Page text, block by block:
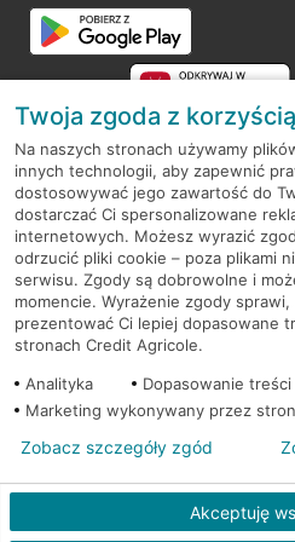
RODO
Regulamin serwisu
Mapa serwisu
PolitykaCookies
© 2026 Credit Agricole Bank Polska
Twoja zgoda z
Na naszych stronach używamy
innych technologii, aby zapewnić
dostosowywać jego zawartość do
dostarczać Ci spersonalizowane
internetowych. Możesz wyrazić
odrzucić pliki cookie – poza plikami
serwisu. Zgody są dobrowolne i
momencie. Wyrażenie zgody
prezentować Ci lepiej dopasowane
stronach Credit Agricole.
Analityka
Dopasowanie
Marketing wykonywany przez
Akceptuję
Zobacz szczegóły zgód